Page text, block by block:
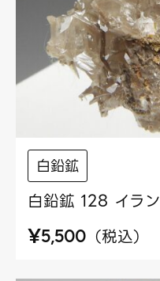
白鉛鉱
白鉛鉱 128 イラン
¥5,500 （税込）